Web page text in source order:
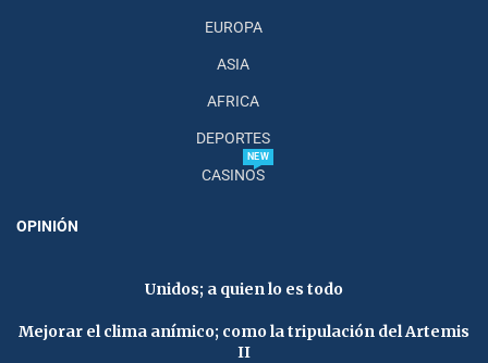
EUROPA
ASIA
AFRICA
DEPORTES
CASINOS
NEW
OPINIÓN
Unidos; a quien lo es todo
Mejorar el clima anímico; como la tripulación del Artemis
II